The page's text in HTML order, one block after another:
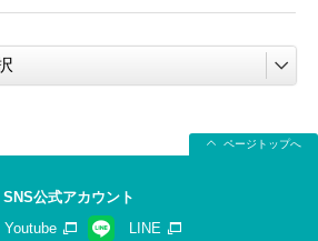
ページトップへ
SNS公式アカウント
Youtube
LINE